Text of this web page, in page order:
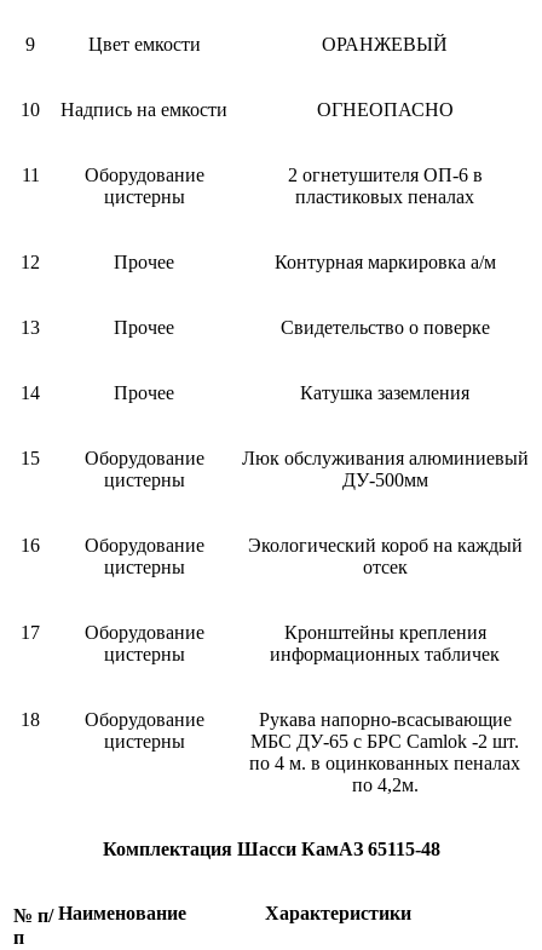
9 Цвет емкости ОРАНЖЕВЫЙ
10 Надпись на емкости ОГНЕОПАСНО
11
Оборудование
цистерны
2 огнетушителя ОП-6 в
пластиковых пеналах
12 Прочее Контурная маркировка а/м
13 Прочее Свидетельство о поверке
14 Прочее Катушка заземления
15
Оборудование
цистерны
Люк обслуживания алюминиевый
ДУ-500мм
16
Оборудование
цистерны
Экологический короб на каждый
отсек
17
Оборудование
цистерны
Кронштейны крепления
информационных табличек
18
Оборудование
цистерны
Рукава напорно-всасывающие
МБС ДУ-65 с БРС Camlok -2 шт.
по 4 м. в оцинкованных пеналах
по 4,2м.
Комплектация Шасси КамАЗ 65115-48
№ п/
п
Наименование Характеристики